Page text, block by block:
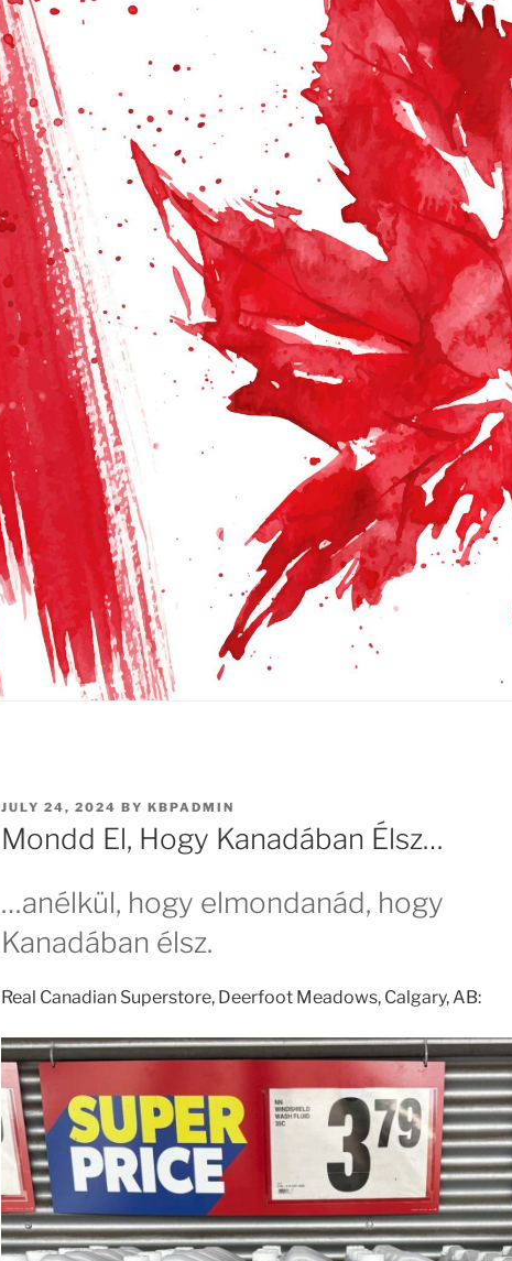
POSTED
ON
JULY 24, 2024 BY KBPADMIN
Mondd El, Hogy Kanadában Élsz…
…anélkül, hogy elmondanád, hogy
Kanadában élsz.
Real Canadian Superstore, Deerfoot Meadows, Calgary, AB: